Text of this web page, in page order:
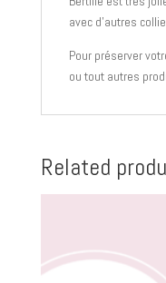
avec d’autres
Pour préserver
ou tout autres
Related